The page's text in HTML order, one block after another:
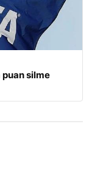
puan silme